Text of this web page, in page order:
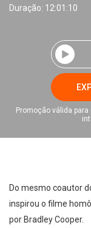
Duração: 12:01:10
Promoção válida
Do mesmo coautor
inspirou o filme
por Bradley Cooper.